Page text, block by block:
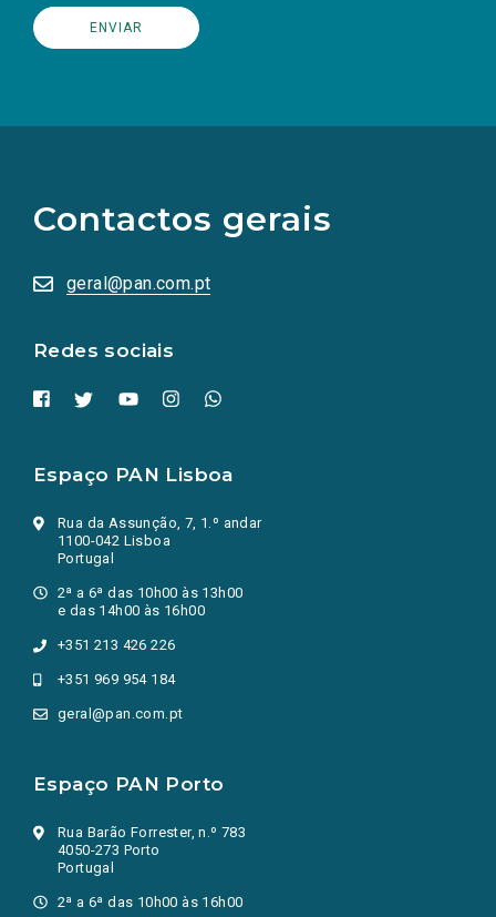
Contactos gerais
geral@pan.com.pt
Redes sociais
redes
sociais
numa
nova
Espaço PAN Lisboa
Rua da Assunção, 7, 1.º andar
1100-042 Lisboa
Portugal
2ª a 6ª das 10h00 às 13h00
e das 14h00 às 16h00
+351 213 426 226
+351 969 954 184
geral@pan.com.pt
Espaço PAN Porto
Rua Barão Forrester, n.º 783
4050-273 Porto
Portugal
2ª a 6ª das 10h00 às 16h00